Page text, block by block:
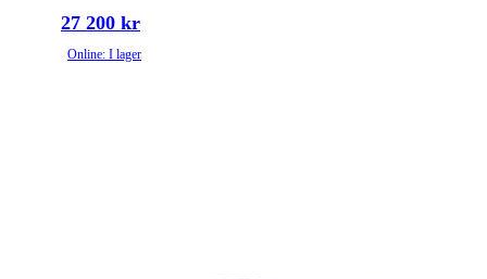
27 200 kr
Online: I lager